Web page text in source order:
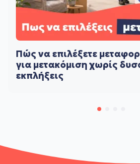
Πώς να επιλέξετε
για μετακόμιση χωρίς
εκπλήξεις